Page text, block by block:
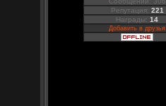
Репутация: 221
Награды:14
Добавить в друзья